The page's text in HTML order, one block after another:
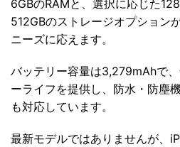
6GBのRAMと、選択に応じた
512GBのストレージオプション
ニーズに応えます。
バッテリー容量は3,279mAhで
ーライフを提供し、防水・防塵
も対応しています。
最新モデルではありませんが、